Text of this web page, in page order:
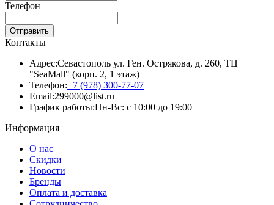
Телефон
Отправить
Контакты
Адрес:Севастополь ул. Ген. Острякова, д. 260, ТЦ
"SeaMall" (корп. 2, 1 этаж)
Телефон:+7 (978) 300-77-07
Email:299000@list.ru
График работы:Пн-Вс: с 10:00 до 19:00
Информация
О нас
Скидки
Новости
Бренды
Оплата и доставка